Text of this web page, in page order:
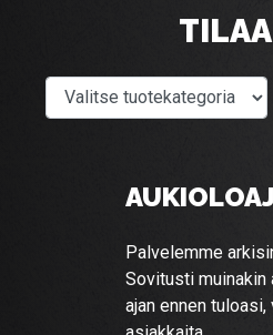
Valitse
Palvelemme
Sovitusti muinakin
ajan ennen